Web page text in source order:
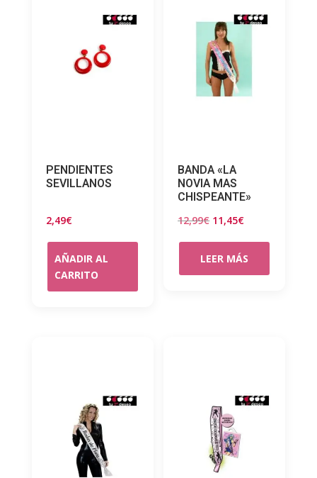
PENDIENTES
SEVILLANOS
2,49€
AÑADIR AL
CARRITO
BANDA «LA
NOVIA MAS
CHISPEANTE»
12,99€ El
original
era:
11,45€El
actual
es:
LEER MÁS